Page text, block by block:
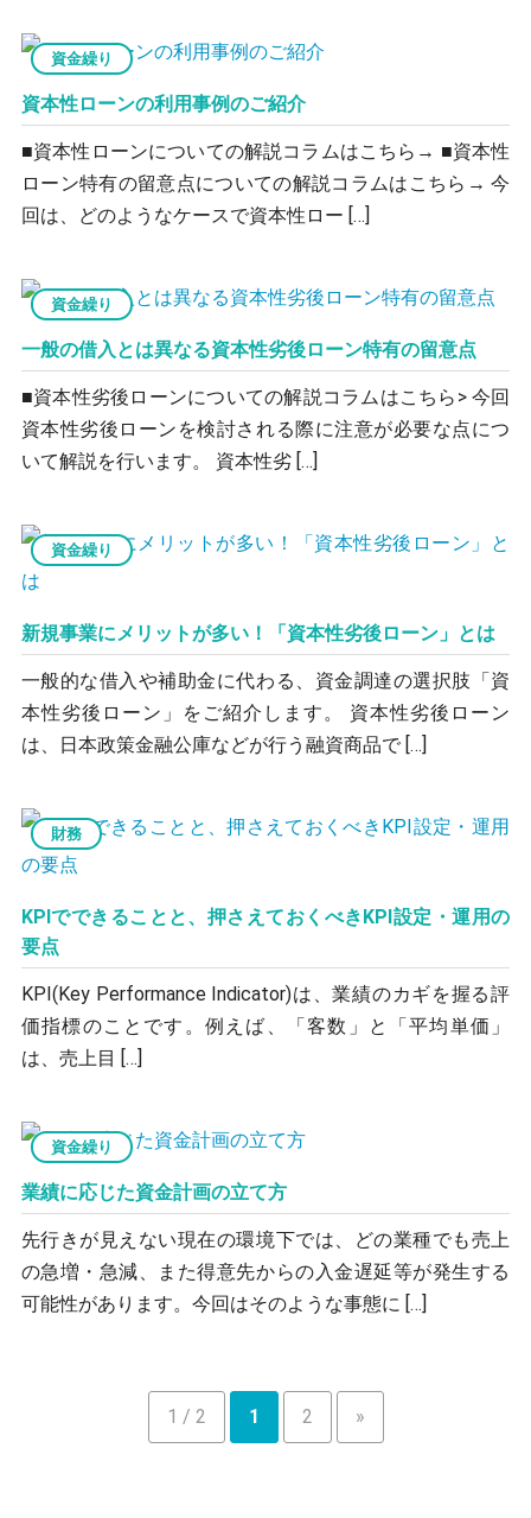
資金繰り
資本性ローンの利用事例のご紹介
■資本性ローンについての解説コラムはこちら→ ■資本性
ローン特有の留意点についての解説コラムはこちら→ 今
回は、どのようなケースで資本性ロー […]
資金繰り
一般の借入とは異なる資本性劣後ローン特有の留意点
■資本性劣後ローンについての解説コラムはこちら> 今回
資本性劣後ローンを検討される際に注意が必要な点につ
いて解説を行います。 資本性劣 […]
資金繰り
新規事業にメリットが多い！「資本性劣後ローン」とは
一般的な借入や補助金に代わる、資金調達の選択肢「資
本性劣後ローン」をご紹介します。 資本性劣後ローン
は、日本政策金融公庫などが行う融資商品で […]
財務
KPIでできることと、押さえておくべきKPI設定・運用の
要点
KPI(Key Performance Indicator)は、業績のカギを握る評
価指標のことです。例えば、「客数」と「平均単価」
は、売上目 […]
資金繰り
業績に応じた資金計画の立て方
先行きが見えない現在の環境下では、どの業種でも売上
の急増・急減、また得意先からの入金遅延等が発生する
可能性があります。今回はそのような事態に […]
1 / 2 1 2 »